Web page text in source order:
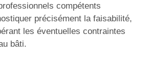
compétents
précisément la faisabilité,
les éventuelles contraintes
bâti.